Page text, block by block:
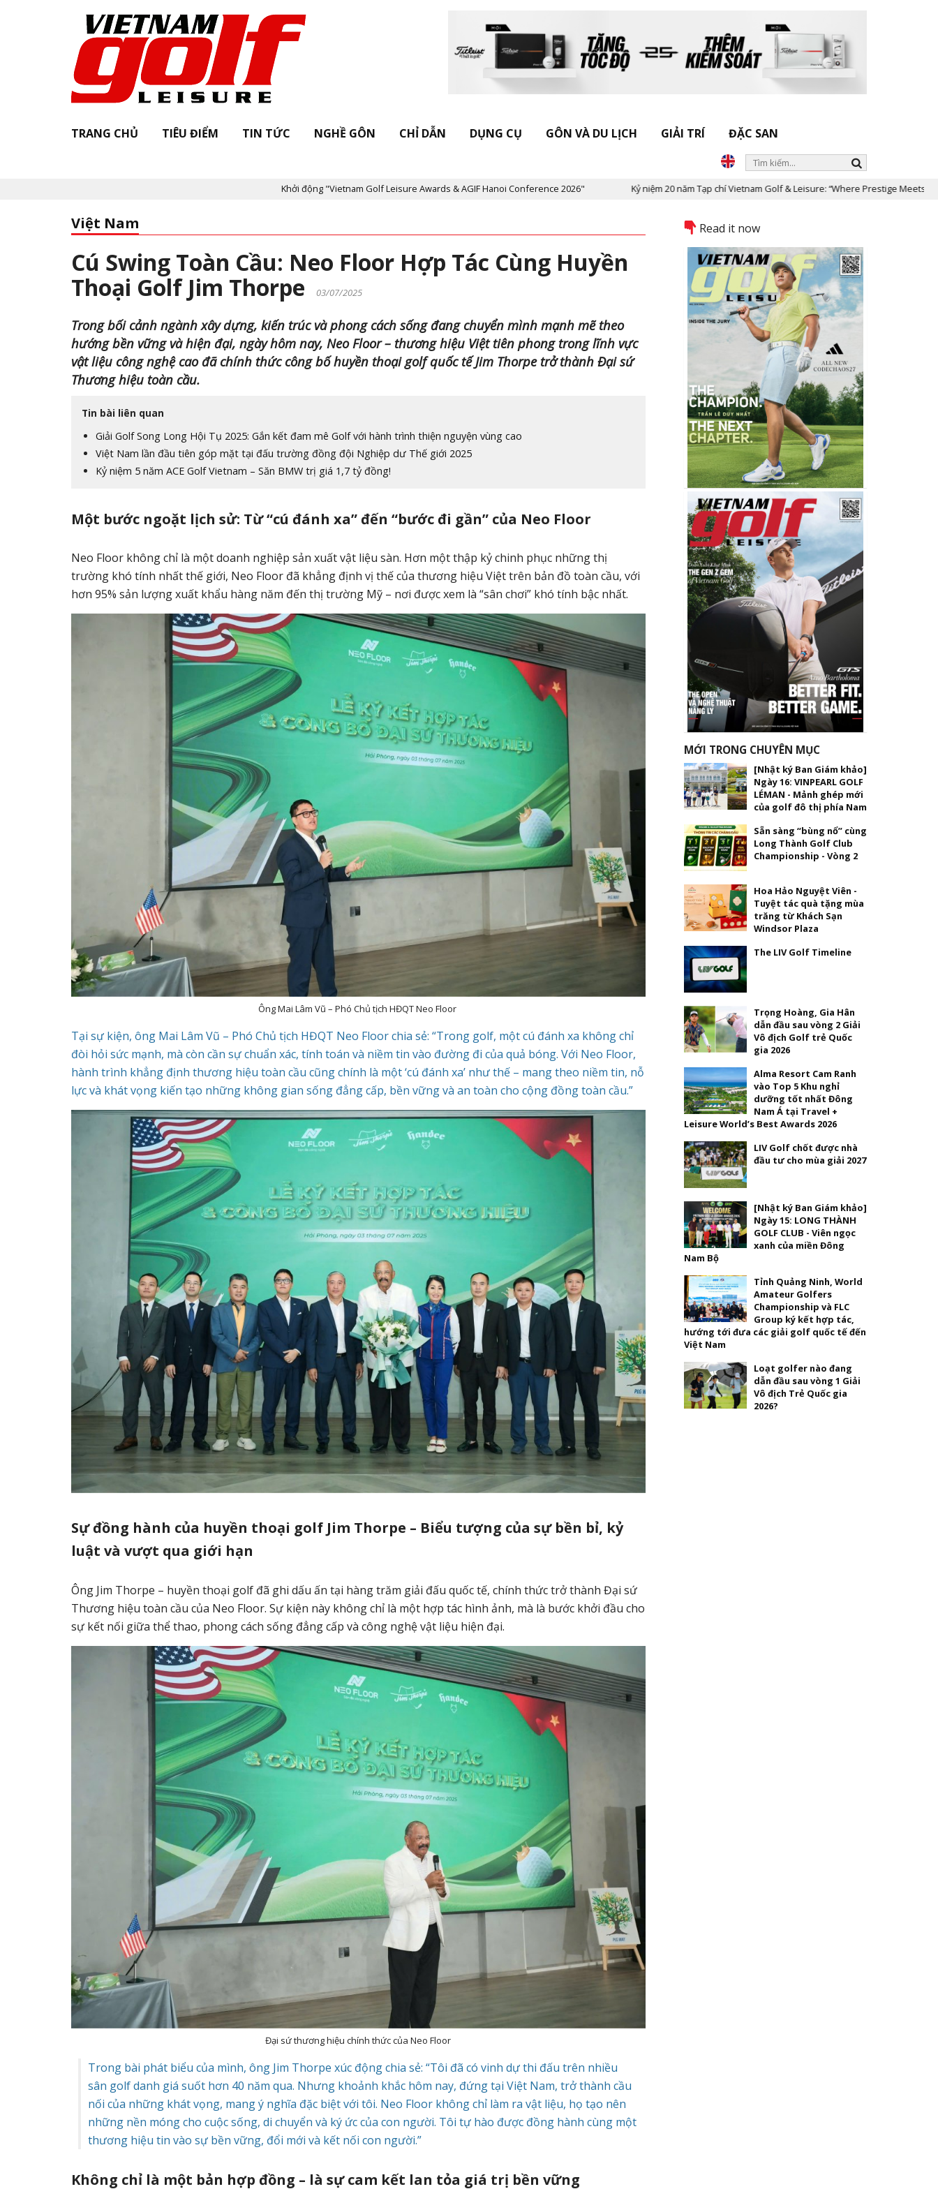
TRANG CHỦ TIÊU ĐIỂM TIN TỨC NGHỀ GÔN CHỈ DẪN DỤNG CỤ GÔN VÀ DU LỊCH GIẢI TRÍ ĐẶC SAN
Khởi động "Vietnam Golf Leisure Awards & AGIF Hanoi Conference 2026" Kỷ niệm 20 năm Tạp chí Vietnam Golf & Leisure: “Where Prestige Meets Legacy”
Việt Nam
Cú Swing Toàn Cầu: Neo Floor Hợp Tác Cùng Huyền
Thoại Golf Jim Thorpe
03/07/2025
Trong bối cảnh ngành xây dựng, kiến trúc và phong cách sống đang chuyển mình mạnh mẽ theo
hướng bền vững và hiện đại, ngày hôm nay, Neo Floor – thương hiệu Việt tiên phong trong lĩnh vực
vật liệu công nghệ cao đã chính thức công bố huyền thoại golf quốc tế Jim Thorpe trở thành Đại sứ
Thương hiệu toàn cầu.
Tin bài liên quan
Giải Golf Song Long Hội Tụ 2025: Gắn kết đam mê Golf với hành trình thiện nguyện vùng cao
Việt Nam lần đầu tiên góp mặt tại đấu trường đồng đội Nghiệp dư Thế giới 2025
Kỷ niệm 5 năm ACE Golf Vietnam – Săn BMW trị giá 1,7 tỷ đồng!
Một bước ngoặt lịch sử: Từ “cú đánh xa” đến “bước đi gần” của Neo Floor
Neo Floor không chỉ là một doanh nghiệp sản xuất vật liệu sàn. Hơn một thập kỷ chinh phục những thị
trường khó tính nhất thế giới, Neo Floor đã khẳng định vị thế của thương hiệu Việt trên bản đồ toàn cầu, với
hơn 95% sản lượng xuất khẩu hàng năm đến thị trường Mỹ – nơi được xem là “sân chơi” khó tính bậc nhất.
Ông Mai Lâm Vũ – Phó Chủ tịch HĐQT Neo Floor
Tại sự kiện, ông Mai Lâm Vũ – Phó Chủ tịch HĐQT Neo Floor chia sẻ: “Trong golf, một cú đánh xa không chỉ
đòi hỏi sức mạnh, mà còn cần sự chuẩn xác, tính toán và niềm tin vào đường đi của quả bóng. Với Neo Floor,
hành trình khẳng định thương hiệu toàn cầu cũng chính là một ‘cú đánh xa’ như thế – mang theo niềm tin, nỗ
lực và khát vọng kiến tạo những không gian sống đẳng cấp, bền vững và an toàn cho cộng đồng toàn cầu.”
Sự đồng hành của huyền thoại golf Jim Thorpe – Biểu tượng của sự bền bỉ, kỷ
luật và vượt qua giới hạn
Ông Jim Thorpe – huyền thoại golf đã ghi dấu ấn tại hàng trăm giải đấu quốc tế, chính thức trở thành Đại sứ
Thương hiệu toàn cầu của Neo Floor. Sự kiện này không chỉ là một hợp tác hình ảnh, mà là bước khởi đầu cho
sự kết nối giữa thể thao, phong cách sống đẳng cấp và công nghệ vật liệu hiện đại.
Đại sứ thương hiệu chính thức của Neo Floor
Trong bài phát biểu của mình, ông Jim Thorpe xúc động chia sẻ: “Tôi đã có vinh dự thi đấu trên nhiều
sân golf danh giá suốt hơn 40 năm qua. Nhưng khoảnh khắc hôm nay, đứng tại Việt Nam, trở thành cầu
nối của những khát vọng, mang ý nghĩa đặc biệt với tôi. Neo Floor không chỉ làm ra vật liệu, họ tạo nên
những nền móng cho cuộc sống, di chuyển và ký ức của con người. Tôi tự hào được đồng hành cùng một
thương hiệu tin vào sự bền vững, đổi mới và kết nối con người.”
Không chỉ là một bản hợp đồng – là sự cam kết lan tỏa giá trị bền vững
Read it now
MỚI TRONG CHUYÊN MỤC
[Nhật ký Ban Giám khảo]
Ngày 16: VINPEARL GOLF
LÉMAN - Mảnh ghép mới
của golf đô thị phía Nam
Sẵn sàng “bùng nổ” cùng
Long Thành Golf Club
Championship - Vòng 2
Hoa Hảo Nguyệt Viên -
Tuyệt tác quà tặng mùa
trăng từ Khách Sạn
Windsor Plaza
The LIV Golf Timeline
Trọng Hoàng, Gia Hân
dẫn đầu sau vòng 2 Giải
Vô địch Golf trẻ Quốc
gia 2026
Alma Resort Cam Ranh
vào Top 5 Khu nghỉ
dưỡng tốt nhất Đông
Nam Á tại Travel +
Leisure World’s Best Awards 2026
LIV Golf chốt được nhà
đầu tư cho mùa giải 2027
[Nhật ký Ban Giám khảo]
Ngày 15: LONG THÀNH
GOLF CLUB - Viên ngọc
xanh của miền Đông
Nam Bộ
Tỉnh Quảng Ninh, World
Amateur Golfers
Championship và FLC
Group ký kết hợp tác,
hướng tới đưa các giải golf quốc tế đến
Việt Nam
Loạt golfer nào đang
dẫn đầu sau vòng 1 Giải
Vô địch Trẻ Quốc gia
2026?